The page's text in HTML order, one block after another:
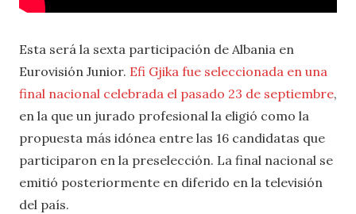
Esta será la sexta participación de Albania en
Eurovisión Junior. Efi Gjika fue seleccionada en una
final nacional celebrada el pasado 23 de septiembre,
en la que un jurado profesional la eligió como la
propuesta más idónea entre las 16 candidatas que
participaron en la preselección. La final nacional se
emitió posteriormente en diferido en la televisión
del país.